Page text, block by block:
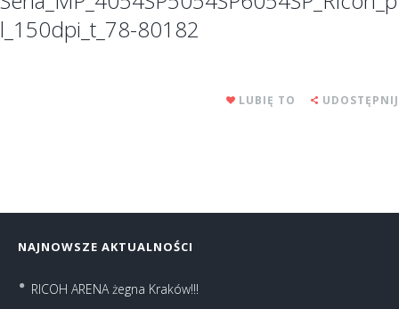
l_150dpi_t_78-80182
LUBIĘ TO UDOSTĘPNIJ
NAJNOWSZE AKTUALNOŚCI
RICOH ARENA żegna Kraków!!!